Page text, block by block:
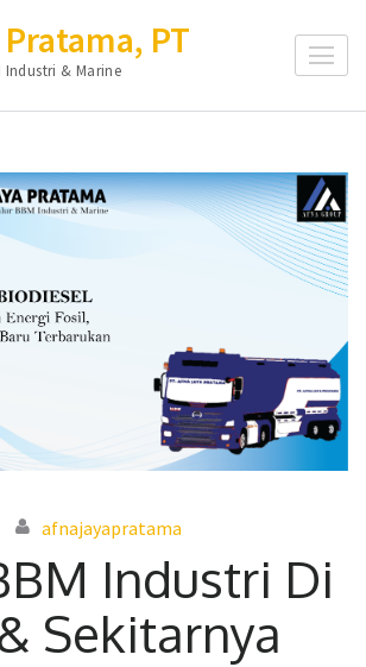
PT
Industri & Marine
afnajayapratama
Industri Di
Sekitarnya